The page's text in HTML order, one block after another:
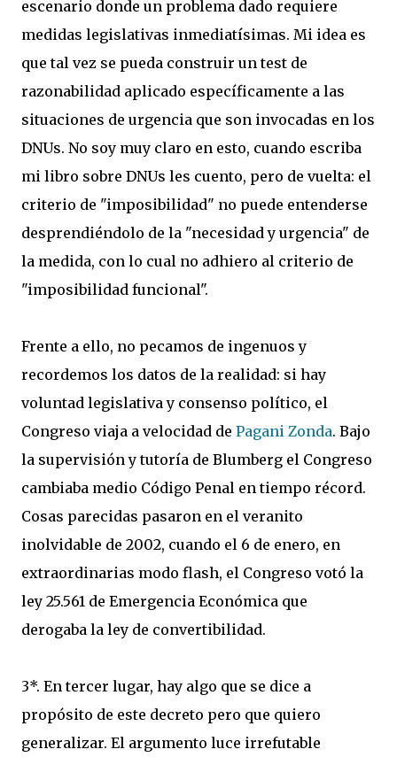
escenario donde un problema dado requiere
medidas legislativas inmediatísimas. Mi idea es
que tal vez se pueda construir un test de
razonabilidad aplicado específicamente a las
situaciones de urgencia que son invocadas en los
DNUs. No soy muy claro en esto, cuando escriba
mi libro sobre DNUs les cuento, pero de vuelta: el
criterio de "imposibilidad" no puede entenderse
desprendiéndolo de la "necesidad y urgencia" de
la medida, con lo cual no adhiero al criterio de
"imposibilidad funcional".
Frente a ello, no pecamos de ingenuos y
recordemos los datos de la realidad: si hay
voluntad legislativa y consenso político, el
Congreso viaja a velocidad de Pagani Zonda. Bajo
la supervisión y tutoría de Blumberg el Congreso
cambiaba medio Código Penal en tiempo récord.
Cosas parecidas pasaron en el veranito
inolvidable de 2002, cuando el 6 de enero, en
extraordinarias modo flash, el Congreso votó la
ley 25.561 de Emergencia Económica que
derogaba la ley de convertibilidad.
3*. En tercer lugar, hay algo que se dice a
propósito de este decreto pero que quiero
generalizar. El argumento luce irrefutable